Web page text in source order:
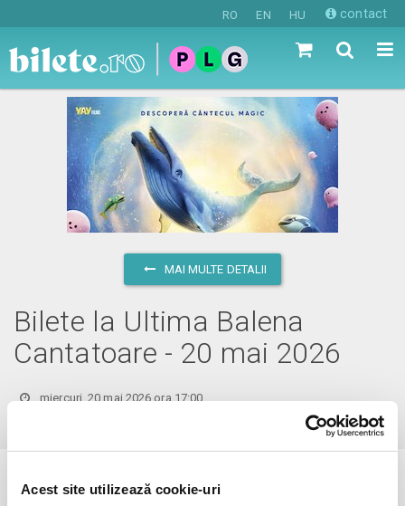
Acest site utilizează cookie-uri
RO EN HU contact
MAI MULTE DETALII
Bilete la Ultima Balena
Cantatoare - 20 mai 2026
miercuri, 20 mai 2026 ora 17:00
vezi pe harta
Evenimentul a expirat.